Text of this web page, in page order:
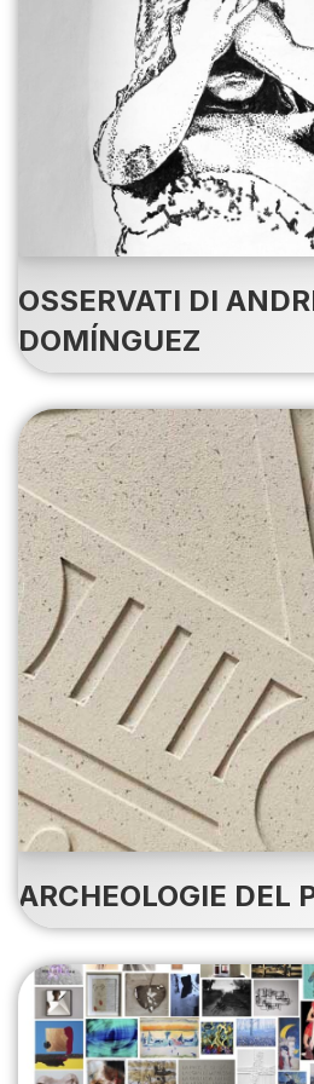
OSSERVATI DI
DOMÍNGUEZ
ARCHEOLOGIE DEL